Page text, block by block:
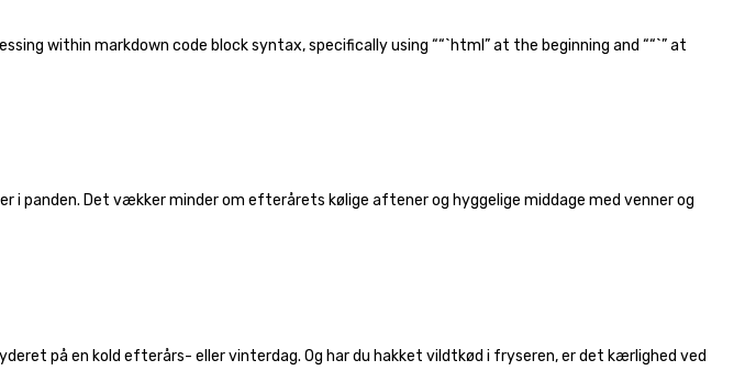
within markdown code block syntax, specifically using ““`html” at the beginning and ““`” at
Det vækker minder om efterårets kølige aftener og hyggelige middage med venner og
på en kold efterårs- eller vinterdag. Og har du hakket vildtkød i fryseren, er det kærlighed ved